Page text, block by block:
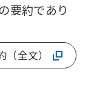
要約であり
全文）